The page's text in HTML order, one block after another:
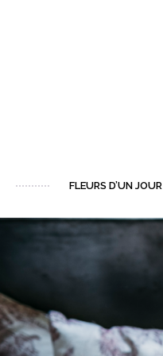
FLEURS D’UN JOUR